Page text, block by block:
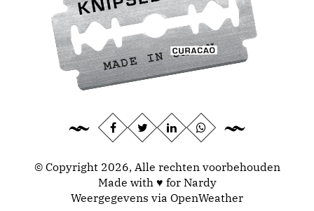
© Copyright 2026, Alle rechten voorbehouden
Made with ♥ for Nardy
Weergegevens via OpenWeather